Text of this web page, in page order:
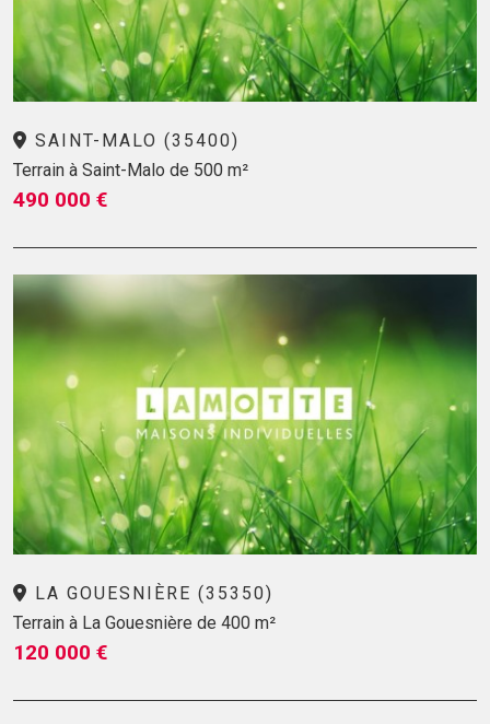
SAINT-MALO (35400)
Terrain à Saint-Malo de 500 m²
490 000 €
LA GOUESNIÈRE (35350)
Terrain à La Gouesnière de 400 m²
120 000 €